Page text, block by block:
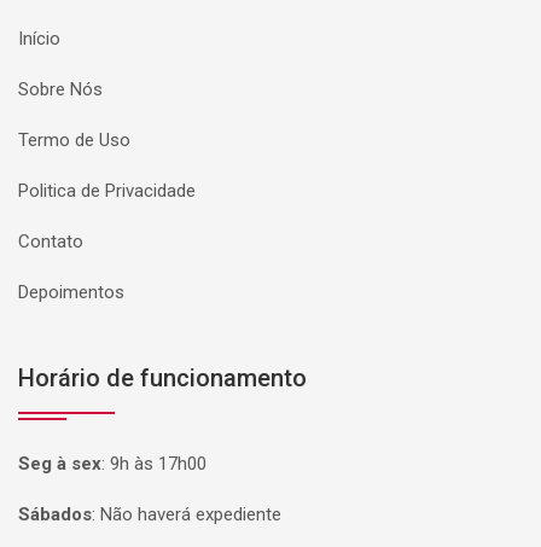
Início
Sobre Nós
Termo de Uso
Politica de Privacidade
Contato
Depoimentos
Horário de funcionamento
Seg à sex: 9h às 17h00
Sábados: Não haverá expediente